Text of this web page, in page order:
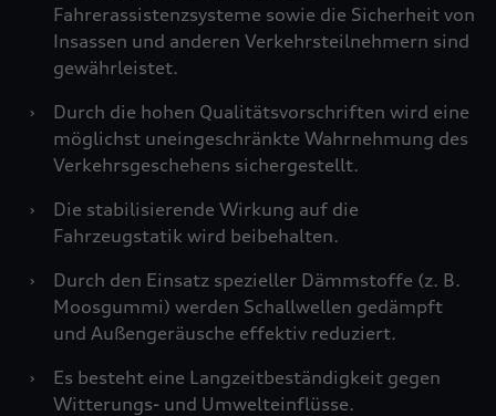
Fahrerassistenzsysteme sowie die Sicherheit von
Insassen und anderen Verkehrsteilnehmern sind
gewährleistet.
›
Durch die hohen Qualitätsvorschriften wird eine
möglichst uneingeschränkte Wahrnehmung des
Verkehrsgeschehens sichergestellt.
›
Die stabilisierende Wirkung auf die
Fahrzeugstatik wird beibehalten.
›
Durch den Einsatz spezieller Dämmstoffe (z. B.
Moosgummi) werden Schallwellen gedämpft
und Außengeräusche effektiv reduziert.
›
Es besteht eine Langzeitbeständigkeit gegen
Witterungs- und Umwelteinflüsse.